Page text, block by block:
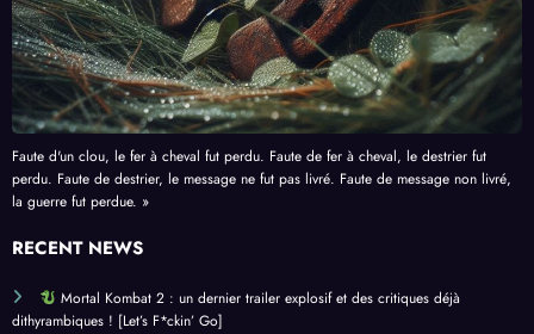
Faute d'un clou, le fer à cheval fut perdu. Faute de fer à cheval, le destrier fut
perdu. Faute de destrier, le message ne fut pas livré. Faute de message non livré,
la guerre fut perdue. »
RECENT NEWS
Mortal Kombat 2 : un dernier trailer explosif et des critiques déjà
dithyrambiques ! [Let’s F*ckin’ Go]